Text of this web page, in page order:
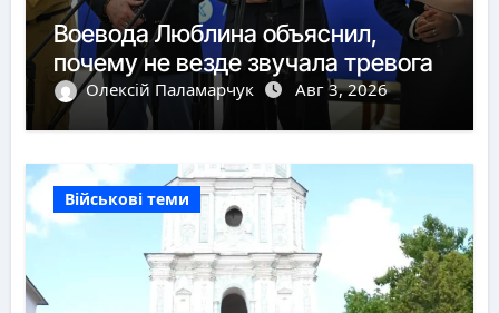
Воевода Люблина объяснил,
почему не везде звучала тревога
Олексій Паламарчук Авг 3, 2026
Військові теми